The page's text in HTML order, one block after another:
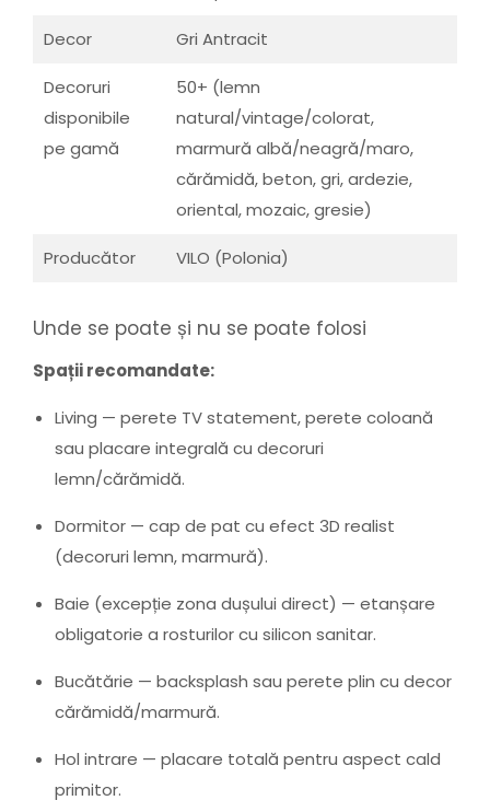
Decor Gri Antracit
Decoruri
disponibile
pe gamă
50+ (lemn
natural/vintage/colorat,
marmură albă/neagră/maro,
cărămidă, beton, gri, ardezie,
oriental, mozaic, gresie)
Producător VILO (Polonia)
Unde se poate și nu se poate folosi
Spații recomandate:
Living — perete TV statement, perete coloană
sau placare integrală cu decoruri
lemn/cărămidă.
Dormitor — cap de pat cu efect 3D realist
(decoruri lemn, marmură).
Baie (excepție zona dușului direct) — etanșare
obligatorie a rosturilor cu silicon sanitar.
Bucătărie — backsplash sau perete plin cu decor
cărămidă/marmură.
Hol intrare — placare totală pentru aspect cald
primitor.